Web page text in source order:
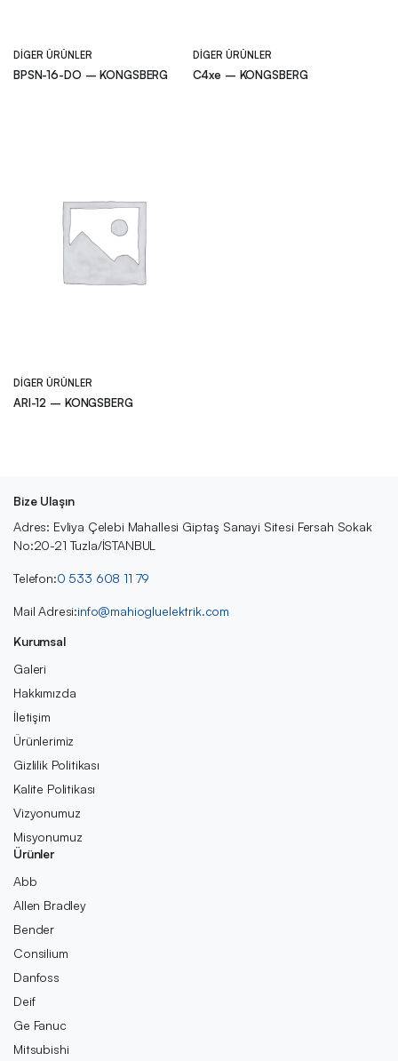
DIGER ÜRÜNLER
BPSN-16-DO – KONGSBERG
DIGER ÜRÜNLER
C4xe – KONGSBERG
DIGER ÜRÜNLER
ARI-12 – KONGSBERG
Bize Ulaşın
Adres: Evliya Çelebi Mahallesi Giptaş Sanayi Sitesi Fersah Sokak
No:20-21 Tuzla/İSTANBUL
Telefon:0 533 608 11 79
Mail Adresi:info@mahiogluelektrik.com
Kurumsal
Galeri
Hakkımızda
İletişim
Ürünlerimiz
Gizlilik Politikası
Kalite Politikası
Vizyonumuz
Misyonumuz
Ürünler
Abb
Allen Bradley
Bender
Consilium
Danfoss
Deif
Ge Fanuc
Mitsubishi